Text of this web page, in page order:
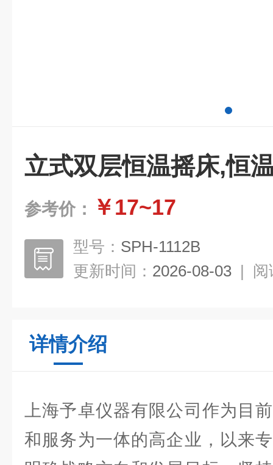
立式双层恒温摇床,恒
参考价： ￥17~17
型号： SPH-1112B
更新时间： 2026-08-03 | 阅
详情介绍
上海予卓仪器有限公司作为目
和服务为一体的高企业，以来